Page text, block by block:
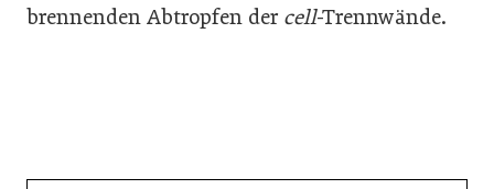
brennenden Abtropfen der cell-Trennwände.